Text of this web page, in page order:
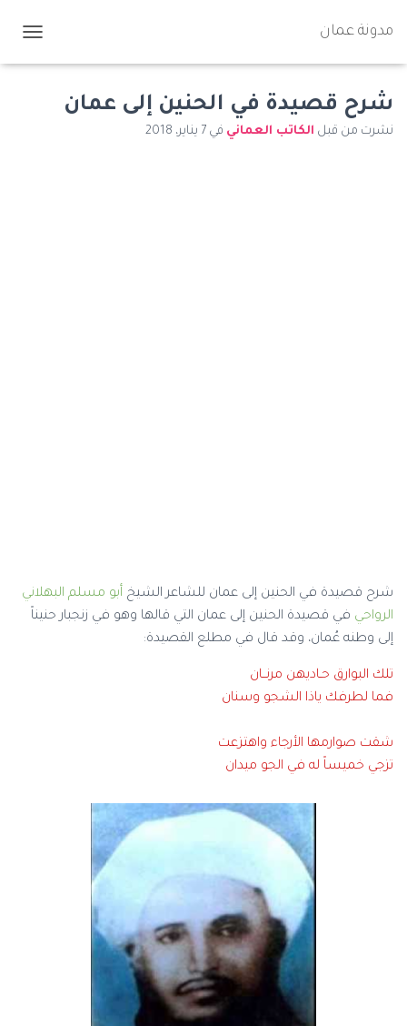
مدونة عمان
ب
شرح قصيدة في الحنين إلى عمان
نشرت من قبل الكاتب العماني في 7 يناير، 2018
شرح قصيدة في الحنين إلى عمان للشاعر الشيخ أبو مسلم البهلاني
الرواحي في قصيدة الحنين إلى عمان التي قالها وهو في زنجبار حنيناً
إلى وطنه عُمان، وقد قال في مطلع القصيدة:
تلك البوارق حـاديهن مرنــان
فما لطرفك ياذا الشجو وسنان
شقت صوارمها الأرجاء واهتزعت
تزجي خميساً له في الجو ميدان